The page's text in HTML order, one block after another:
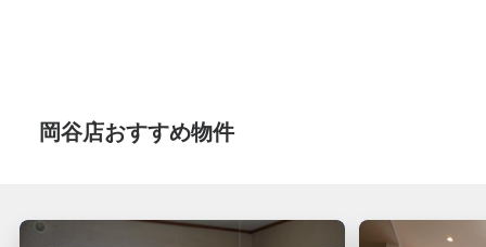
岡谷店おすすめ物件